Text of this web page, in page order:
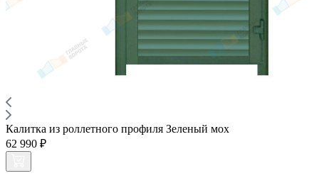
Калитка из роллетного профиля Зеленый мох
62 990 ₽